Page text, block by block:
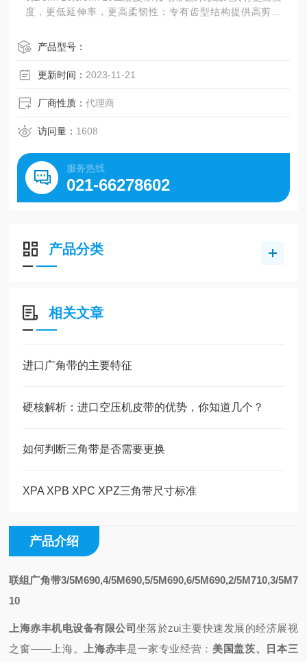
度，更低延伸率，更高柔韧性；专有齿型结构提供高剪切
产品型号：
更新时间： 2023-11-21
厂商性质：代理商
访问量： 1608
服务热线
021-66278602
产品分类
相关文章
进口广角带的主要特征
硬核解析：进口空压机皮带的优势，你知道几个？
如何判断三角带是否需要更换
XPA XPB XPC XPZ三角带尺寸标准
产品介绍
联组广角带3/5M690,4/5M690,5/5M690,6/5M690,2/5M710,3/5M7
10
上海赤丰机电设备有限公司坐落於zui主要快速发展的经济展视
之 窗——上海。 上海赤丰是一家专业经营 ： 美国盖茨、日本三